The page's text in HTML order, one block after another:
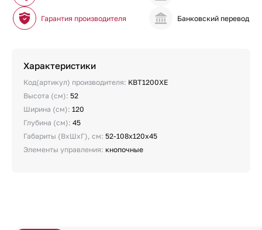
Гарантия производителя Банковский перевод
Характеристики
Код(артикул) производителя: KBT1200XE
Высота (см): 52
Ширина (см): 120
Глубина (см): 45
Габариты (ВхШхГ), см: 52-108x120x45
Элементы управления: кнопочные